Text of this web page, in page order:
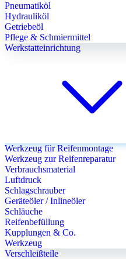
Pneumatiköl
Hydrauliköl
Getriebeöl
Pflege & Schmiermittel
Werkstatteinrichtung
Werkzeug für Reifenmontage
Werkzeug zur Reifenreparatur
Verbrauchsmaterial
Luftdruck
Schlagschrauber
Geräteöler / Inlineöler
Schläuche
Reifenbefüllung
Kupplungen & Co.
Werkzeug
Verschleißteile